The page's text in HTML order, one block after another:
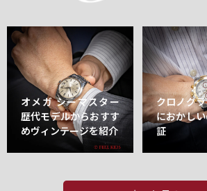
オメガ シーマスター
歴代モデルからおすす
めヴィンテージを紹介
クロノグ
におかし
証